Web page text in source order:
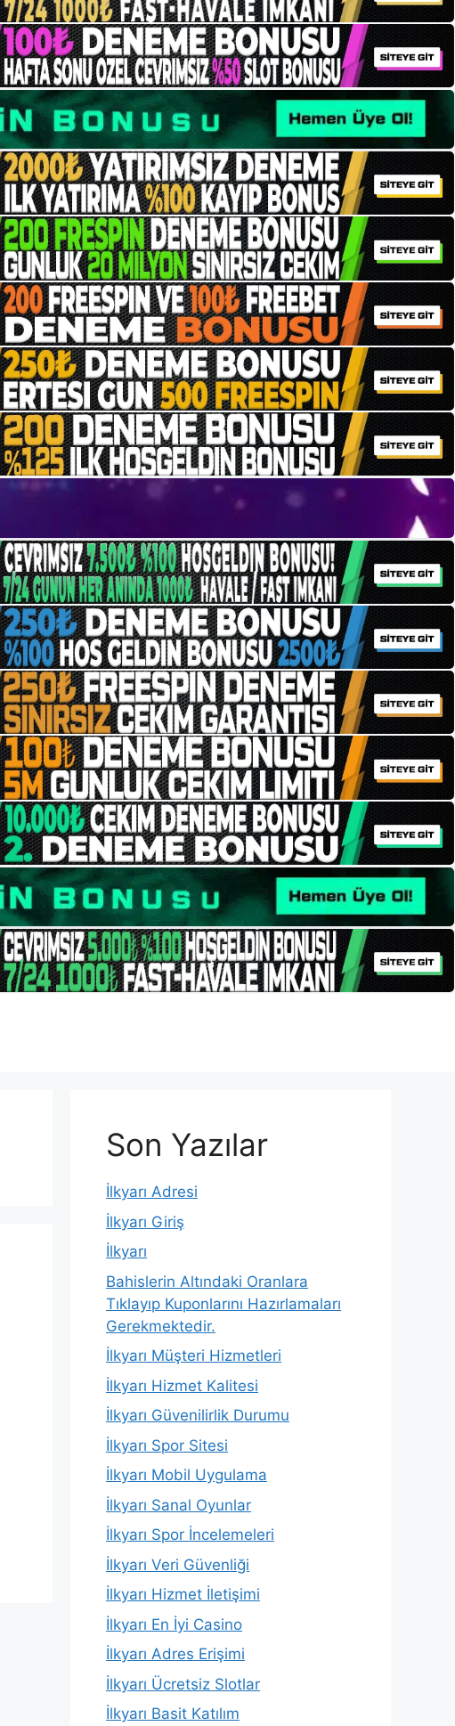
Son Yazılar
İlkyarı Adresi
İlkyarı Giriş
İlkyarı
Bahislerin Altındaki Oranlara
Tıklayıp Kuponlarını Hazırlamaları
Gerekmektedir.
İlkyarı Müşteri Hizmetleri
İlkyarı Hizmet Kalitesi
İlkyarı Güvenilirlik Durumu
İlkyarı Spor Sitesi
İlkyarı Mobil Uygulama
İlkyarı Sanal Oyunlar
İlkyarı Spor İncelemeleri
İlkyarı Veri Güvenliği
İlkyarı Hizmet İletişimi
İlkyarı En İyi Casino
İlkyarı Adres Erişimi
İlkyarı Ücretsiz Slotlar
İlkyarı Basit Katılım